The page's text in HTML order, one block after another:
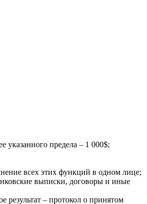
указанного предела – 1 000$;
всех этих функций в одном лице;
выписки, договоры и иные
результат – протокол о принятом